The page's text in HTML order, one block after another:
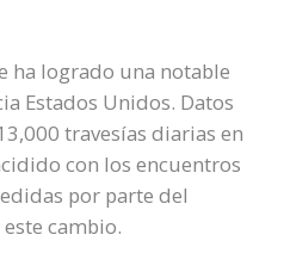
ha logrado una notable
Estados Unidos. Datos
travesías diarias en
con los encuentros
por parte del
cambio.